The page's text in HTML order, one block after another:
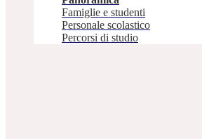
Famiglie e studenti
Personale scolastico
Percorsi di studio